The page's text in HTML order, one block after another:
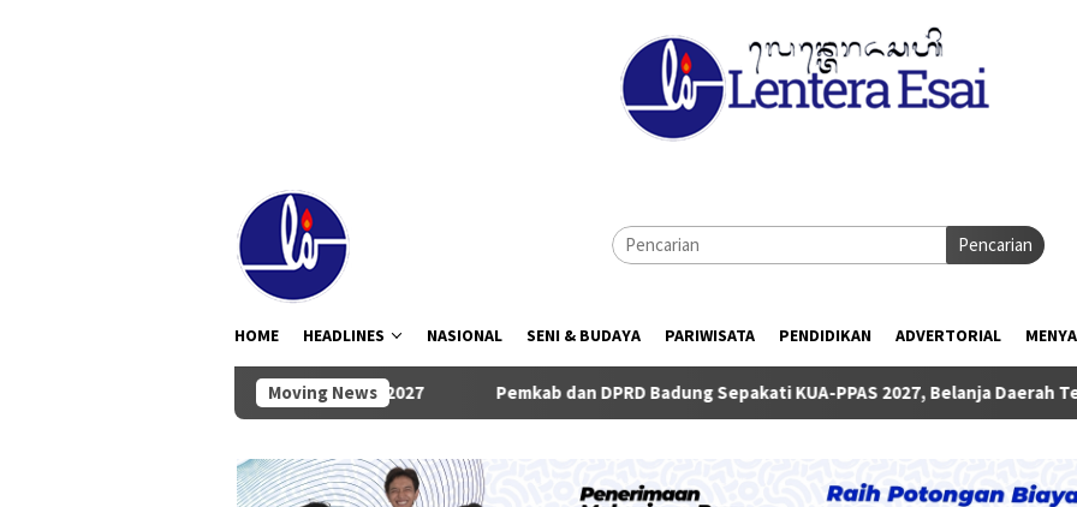
Pencarian
HOME HEADLINES NASIONAL SENI & BUDAYA PARIWISATA PENDIDIKAN ADVERTORIAL
Moving News
Pemkab dan DPRD Badung Sepakati KUA-PPAS 2027, Belanja Daerah Tembus Rp14,2 Triliun